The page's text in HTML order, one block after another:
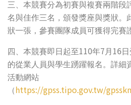
三、本競賽分為初賽與複賽兩階段
名與佳作三名，頒發獎座與獎狀。
狀一張，參賽團隊成員可獲得完賽
四、本競賽即日起至110年7 月 16
的從業人員與學生踴躍報名。詳細
活動網站
（https://gpss.tipo.gov.tw/